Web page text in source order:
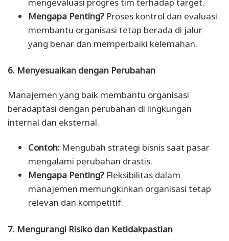
Mengapa Penting? Proses kontrol dan evaluasi
membantu organisasi tetap berada di jalur
yang benar dan memperbaiki kelemahan.
6. Menyesuaikan dengan Perubahan
Manajemen yang baik membantu organisasi
beradaptasi dengan perubahan di lingkungan
internal dan eksternal.
Contoh: Mengubah strategi bisnis saat pasar
mengalami perubahan drastis.
Mengapa Penting? Fleksibilitas dalam
manajemen memungkinkan organisasi tetap
relevan dan kompetitif.
7. Mengurangi Risiko dan Ketidakpastian